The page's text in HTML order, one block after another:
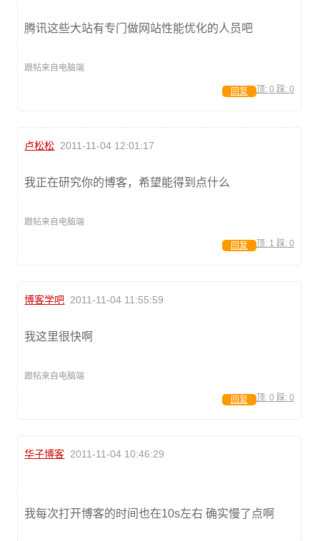
腾讯这些大站有专门做网站性能优化的人员吧
跟帖来自电脑端
顶: 0 踩: 0
回复
卢松松 2011-11-04 12:01:17
我正在研究你的博客，希望能得到点什么
跟帖来自电脑端
顶: 1 踩: 0
回复
博客学吧 2011-11-04 11:55:59
我这里很快啊
跟帖来自电脑端
顶: 0 踩: 0
回复
华子博客 2011-11-04 10:46:29
我每次打开博客的时间也在10s左右 确实慢了点啊